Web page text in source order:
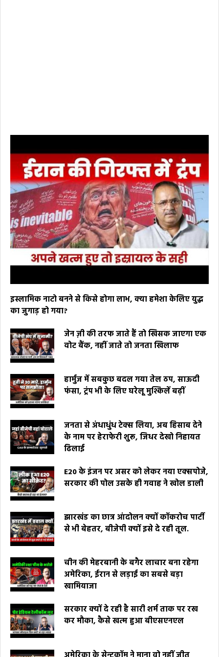
इस्लामिक नाटो बनने से किसे होगा लाभ, क्या हमेशा केलिए युद्ध
का जुगाड़ हो गया?
जेन ज़ी की तरफ जाते हैं तो खिसक जाएगा एक
वोट बैंक, नहीं जाते तो जनता खिलाफ
हार्मुज में सबकुछ बदल गया तेल ठप, साऊदी
फंसा, ट्रंप भी के लिए घरेलू मुश्किलें बढ़ीं
जनता से अंधाधुंध टेक्स लिया, अब हिसाब देने
के नाम पर हेराफेरी शुरू, जिधर देखो निहायत
ढिलाई
E20 के इंजन पर असर को लेकर नया एक्सपोजे,
सरकार की पोल उसके ही गवाह ने खोल डाली
झारखंड का छात्र आंदोलन क्यों कॉकरोच पार्टी
से भी बेहतर, बीजेपी क्यों इसे दे रही तूल.
चीन की मेहरबानी के बगैर लाचार बना रहेगा
अमेरिका, ईरान से लड़ाई का सबसे बड़ा
खामियाजा
सरकार क्यों दे रही है सारी शर्म ताक पर रख
कर मौका, कैसे खत्म हुआ बीएसएनएल